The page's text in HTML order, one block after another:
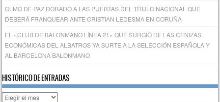
OLMO DE PAZ DORADO A LAS PUERTAS DEL TÍTULO NACIONAL QUE
DEBERÁ FRANQUEAR ANTE CRISTIAN LEDESMA EN CORUÑA
EL «CLUB DE BALONMANO LÍNEA 21» QUE SURGIÓ DE LAS CENIZAS
ECONÓMICAS DEL ALBATROS YA SURTE A LA SELECCIÓN ESPAÑOLA Y
AL BARCELONA BALONMANO
HISTÓRICO DE ENTRADAS
Histórico